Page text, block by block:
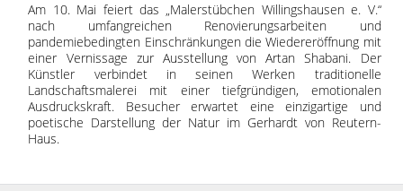
Am 10. Mai feiert das „Malerstübchen Willingshausen e. V.“
nach umfangreichen Renovierungsarbeiten und
pandemiebedingten Einschränkungen die Wiedereröffnung mit
einer Vernissage zur Ausstellung von Artan Shabani. Der
Künstler verbindet in seinen Werken traditionelle
Landschaftsmalerei mit einer tiefgründigen, emotionalen
Ausdruckskraft. Besucher erwartet eine einzigartige und
poetische Darstellung der Natur im Gerhardt von Reutern-
Haus.